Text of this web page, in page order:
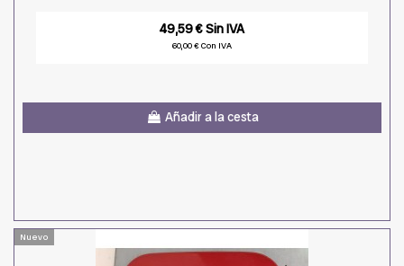
49,59 € Sin IVA
60,00 € Con IVA
Añadir a la cesta
Nuevo